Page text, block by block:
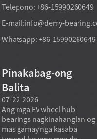
Telepono: +86-15990260649
E-mail:info@demy-
Whatsapp: +86-15990260649
Pinakabag-ong
Balita
07-22-2026
Ang mga EV wheel hub
bearings nagkinahanglan og
mas gamay nga kasaba